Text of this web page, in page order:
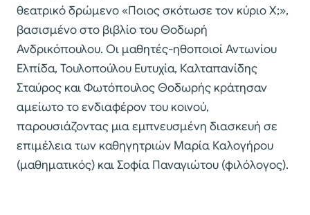
θεατρικό δρώμενο «Ποιος σκότωσε τον κύριο Χ;»,
βασισμένο στο βιβλίο του Θοδωρή
Ανδρικόπουλου. Οι μαθητές-ηθοποιοί Αντωνίου
Ελπίδα, Τουλοπούλου Ευτυχία, Καλταπανίδης
Σταύρος και Φωτόπουλος Θοδωρής κράτησαν
αμείωτο το ενδιαφέρον του κοινού,
παρουσιάζοντας μια εμπνευσμένη διασκευή σε
επιμέλεια των καθηγητριών Μαρία Καλογήρου
(μαθηματικός) και Σοφία Παναγιώτου (φιλόλογος).